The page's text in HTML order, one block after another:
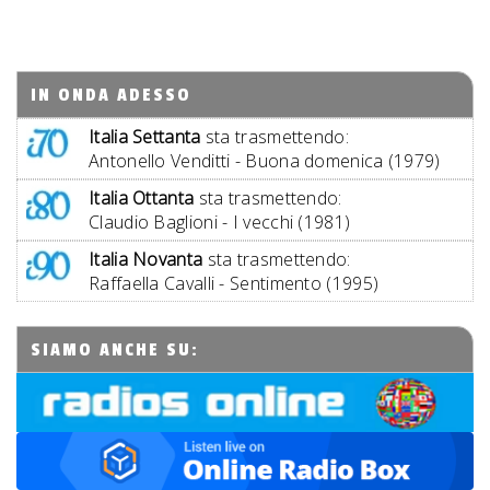
IN ONDA ADESSO
Italia Settanta sta trasmettendo:
Antonello Venditti - Buona domenica (1979)
Italia Ottanta sta trasmettendo:
Claudio Baglioni - I vecchi (1981)
Italia Novanta sta trasmettendo:
Raffaella Cavalli - Sentimento (1995)
SIAMO ANCHE SU: